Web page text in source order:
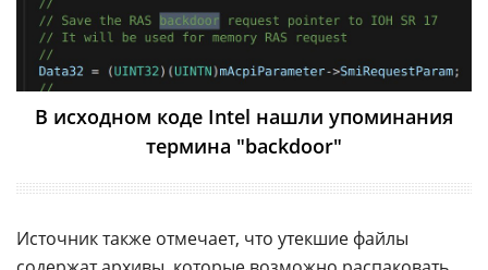
В исходном коде Intel нашли упоминания
термина "backdoor"
Источник также отмечает, что утекшие файлы